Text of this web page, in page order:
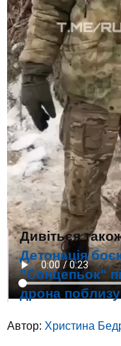
Дивіться
Детонація
"Сонцепьок"
дрона
Автор: Христина